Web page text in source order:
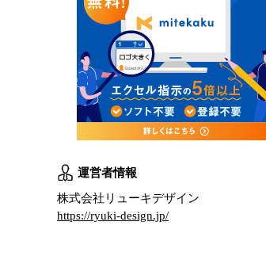
運営者情報
株式会社リューキデザイン
https://ryuki-design.jp/